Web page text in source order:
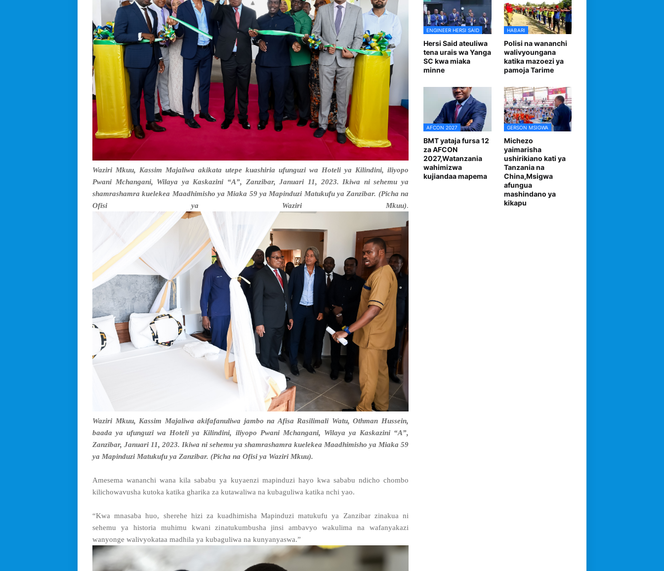
Waziri Mkuu, Kassim Majaliwa akikata utepe kuashiria ufunguzi wa Hoteli ya Kilindini, iliyopo
Pwani Mchangani, Wilaya ya Kaskazini “A”, Zanzibar, Januari 11, 2023. Ikiwa ni sehemu ya
shamrashamra kuelekea Maadhimisho ya Miaka 59 ya Mapinduzi Matukufu ya Zanzibar. (Picha na
Ofisi ya Waziri Mkuu).
Waziri Mkuu, Kassim Majaliwa akifafanuliwa jambo na Afisa Rasilimali Watu, Othman Hussein,
baada ya ufunguzi wa Hoteli ya Kilindini, iliyopo Pwani Mchangani, Wilaya ya Kaskazini “A”,
Zanzibar, Januari 11, 2023. Ikiwa ni sehemu ya shamrashamra kuelekea Maadhimisho ya Miaka 59
ya Mapinduzi Matukufu ya Zanzibar. (Picha na Ofisi ya Waziri Mkuu).
Amesema wananchi wana kila sababu ya kuyaenzi mapinduzi hayo kwa sababu ndicho chombo
kilichowavusha kutoka katika gharika za kutawaliwa na kubaguliwa katika nchi yao.
“Kwa mnasaba huo, sherehe hizi za kuadhimisha Mapinduzi matukufu ya Zanzibar zinakua ni
sehemu ya historia muhimu kwani zinatukumbusha jinsi ambavyo wakulima na wafanyakazi
wanyonge walivyokataa madhila ya kubaguliwa na kunyanyaswa.”
ENGINEER HERSI SAID
Hersi Said ateuliwa
tena urais wa Yanga
SC kwa miaka
minne
HABARI
Polisi na wananchi
walivyoungana
katika mazoezi ya
pamoja Tarime
AFCON 2027
BMT yataja fursa 12
za AFCON
2027,Watanzania
wahimizwa
kujiandaa mapema
GERSON MSIGWA
Michezo
yaimarisha
ushirikiano kati ya
Tanzania na
China,Msigwa
afungua
mashindano ya
kikapu